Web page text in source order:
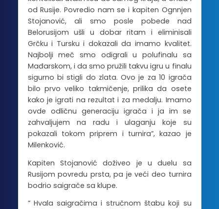
od Rusije. Povredio nam se i kapiten Ognnjen
Stojanović, ali smo posle pobede nad
Belorusijom ušli u dobar ritam i eliminisali
Grčku i Tursku i dokazali da imamo kvalitet.
Najbolji meč smo odigrali u polufinalu sa
Mađarskom, i da smo pružili takvu igru u finalu
sigurno bi stigli do zlata. Ovo je za 10 igrača
bilo prvo veliko takmičenje, prilika da osete
kako je igrati na rezultat i za medalju. Imamo
ovde odličnu generaciju igrača i ja im se
zahvaljujem na radu i ulaganju koje su
pokazali tokom priprem i turnira”, kazao je
Milenković.
Kapiten Stojanović doživeo je u duelu sa
Rusijom povredu prsta, pa je veći deo turnira
bodrio saigrače sa klupe.
” Hvala saigračima i stručnom štabu koji su